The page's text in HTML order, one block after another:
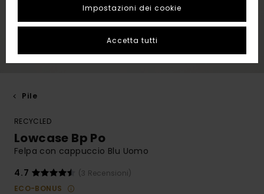
Pile
RECYCLED
Lowcase Bp Po
Felpa con cappuccio Blu Uomo
4.7
(3 Recensioni)
ECO-BONUS
Impostazioni dei cookie
Accetta tutti